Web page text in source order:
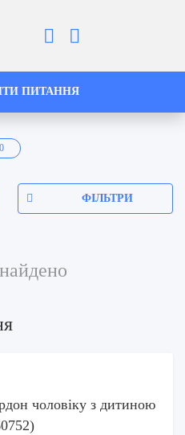
ПИТАННЯ
0
ФІЛЬТРИ
чоловіку з дитиною